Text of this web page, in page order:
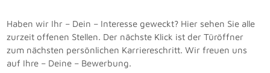
Haben wir Ihr – Dein – Interesse geweckt? Hier sehen Sie alle
zurzeit offenen Stellen. Der nächste Klick ist der Türöffner
zum nächsten persönlichen Karriereschritt. Wir freuen uns
auf Ihre – Deine – Bewerbung.